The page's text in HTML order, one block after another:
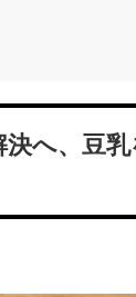
決へ、豆